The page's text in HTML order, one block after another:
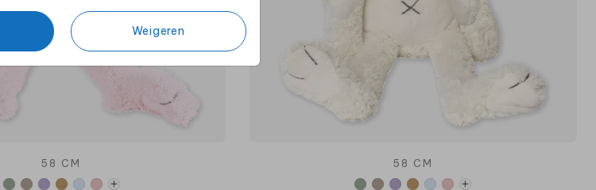
Weigeren
58 CM 58 CM